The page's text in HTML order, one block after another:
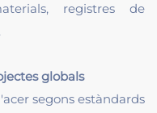
registres de
globals
segons estàndards